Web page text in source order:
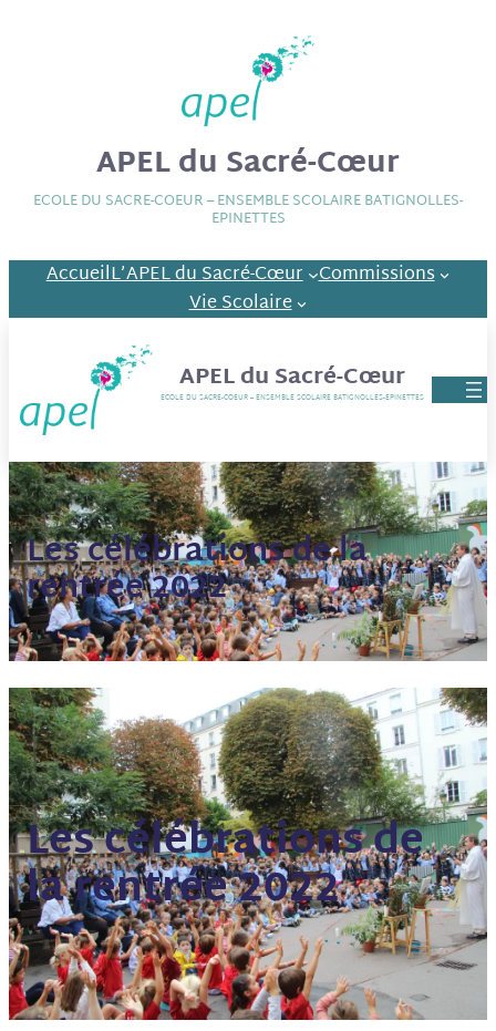
APEL du Sacré-Cœur
ECOLE DU SACRE-COEUR – ENSEMBLE SCOLAIRE BATIGNOLLES-
EPINETTES
AccueilL’APEL du Sacré-Cœur Commissions
Vie Scolaire
APEL du Sacré-Cœur
ECOLE DU SACRE-COEUR – ENSEMBLE SCOLAIRE BATIGNOLLES-EPINETTES
Les célébrations de la
rentrée 2022
Les célébrations de
la rentrée 2022